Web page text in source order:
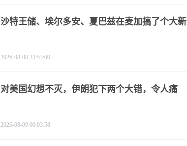
沙特王储、埃尔多安、夏巴兹在麦加搞了个大新
2026-08-08 23:53:00
对美国幻想不灭，伊朗犯下两个大错，令人痛
2026-08-09 00:03:58